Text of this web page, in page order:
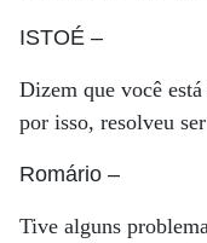
ISTOÉ –
Dizem que você
por isso, resolveu
Romário –
Tive alguns